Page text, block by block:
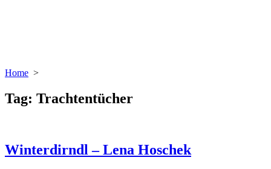
Home >
Tag: Trachtentücher
Winterdirndl – Lena Hoschek